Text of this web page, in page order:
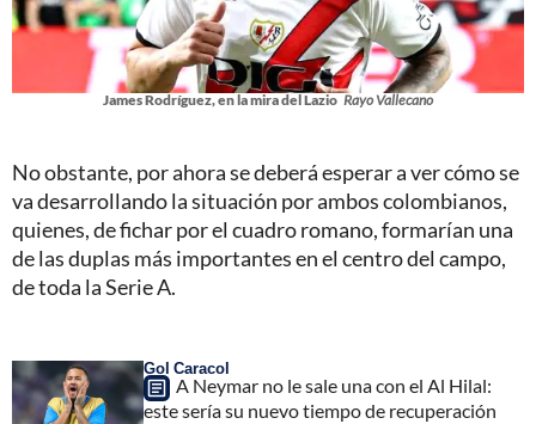
James Rodríguez, en la mira del Lazio Rayo Vallecano
No obstante, por ahora se deberá esperar a ver cómo se
va desarrollando la situación por ambos colombianos,
quienes, de fichar por el cuadro romano, formarían una
de las duplas más importantes en el centro del campo,
de toda la Serie A.
Gol Caracol
A Neymar no le sale una con el Al Hilal:
este sería su nuevo tiempo de recuperación